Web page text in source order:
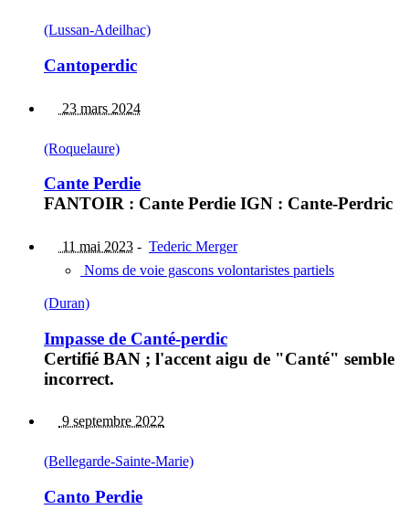
(Lussan-Adeilhac)
Cantoperdic
23 mars 2024
(Roquelaure)
Cante Perdie
FANTOIR : Cante Perdie IGN : Cante-Perdric
11 mai 2023 - Tederic Merger
Noms de voie gascons volontaristes partiels
(Duran)
Impasse de Canté-perdic
Certifié BAN ; l'accent aigu de "Canté" semble
incorrect.
9 septembre 2022
(Bellegarde-Sainte-Marie)
Canto Perdie